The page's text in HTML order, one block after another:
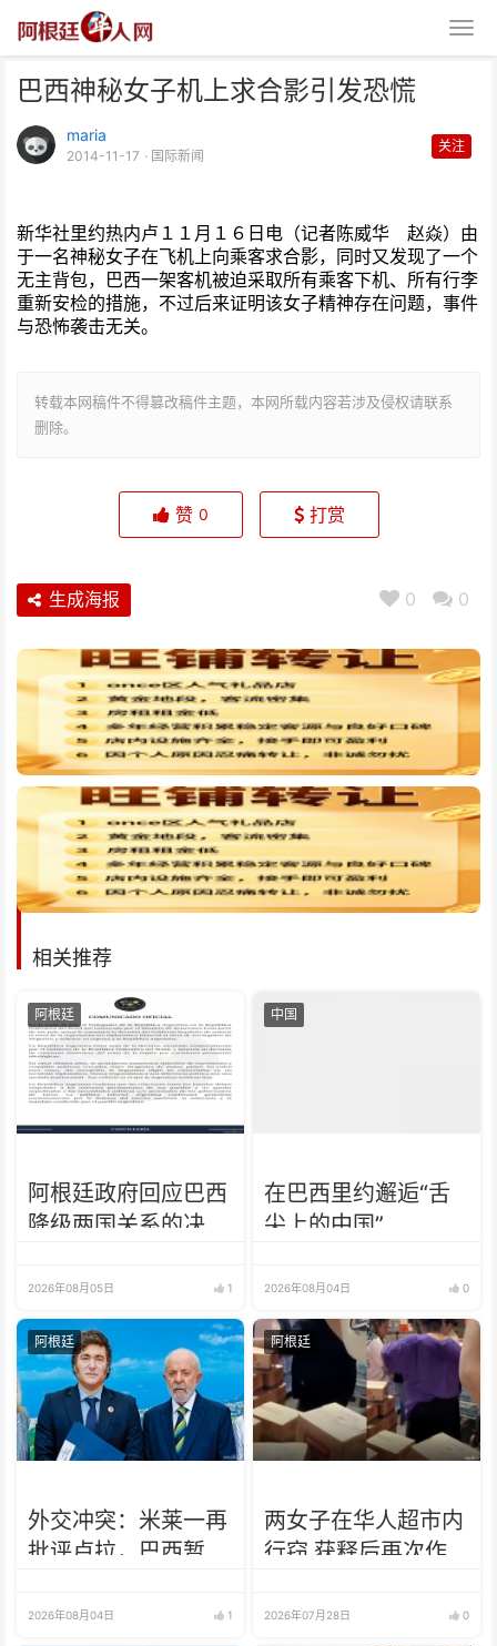
巴西神秘女子机上求合影引发恐慌
maria
2014-11-17 · 国际新闻
关注
新华社里约热内卢１１月１６日电（记者陈威华 赵焱）由
于一名神秘女子在飞机上向乘客求合影，同时又发现了一个
无主背包，巴西一架客机被迫采取所有乘客下机、所有行李
重新安检的措施，不过后来证明该女子精神存在问题，事件
与恐怖袭击无关。
转载本网稿件不得篡改稿件主题，本网所载内容若涉及侵权请联系
删除。
巴西神秘女子机上求合影引发恐慌
赞 0 打赏
0 0
生成海报
相关推荐
阿根廷
阿根廷政府回应巴西
降级两国关系的决
题
2026年08月05日 1
中国
在巴西里约邂逅“舌
尖上的中国”
2026年08月04日 0
阿根廷
外交冲突：米莱一再
批评卢拉，巴西暂不
2026年08月04日 1
阿根廷
两女子在华人超市内
行窃 获释后再次作
2026年07月28日 0